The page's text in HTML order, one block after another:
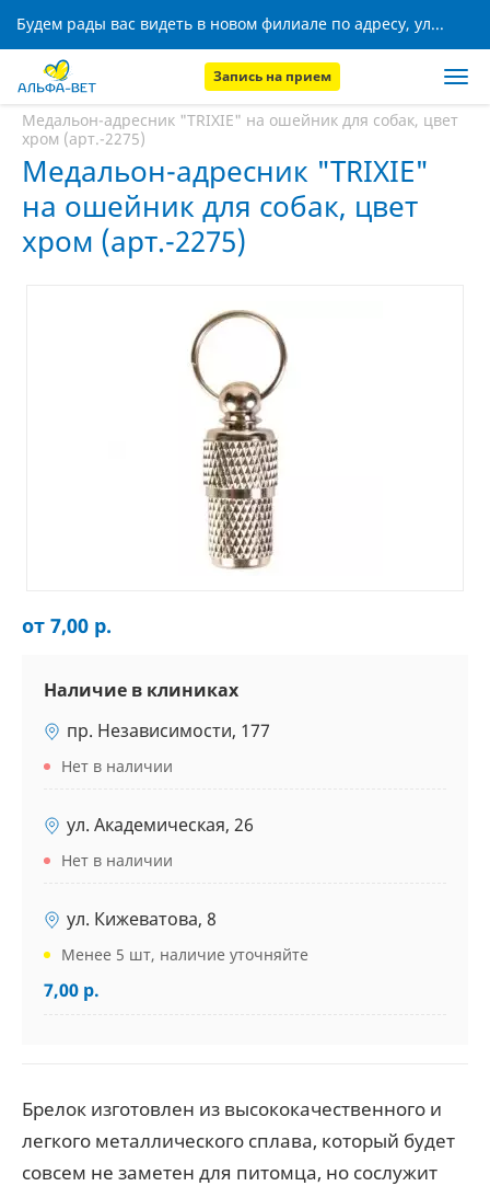
Будем рады вас видеть в новом филиале по адресу, ул. Кижеватова, 8!
Запись на прием
Главная
Медальон-адресник "TRIXIE" на ошейник для собак, цвет
хром (арт.-2275)
Медальон-адресник "TRIXIE"
на ошейник для собак, цвет
хром (арт.-2275)
от 7,00 р.
Наличие в клиниках
пр. Независимости, 177
Нет в наличии
ул. Академическая, 26
Нет в наличии
ул. Кижеватова, 8
Менее 5 шт, наличие уточняйте
7,00 р.
Брелок изготовлен из высококачественного и
легкого металлического сплава, который будет
совсем не заметен для питомца, но сослужит